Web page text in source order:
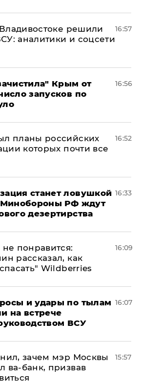
решили
аналитики и соцсети
16:57
Крым от
запусков по
16:56
планы российских
которых почти все
16:52
станет ловушкой
Минобороны РФ ждут
дезертирства
16:33
понравится:
рассказал, как
Wildberries
16:09
и удары по тылам
на встрече
ВСУ
16:07
зачем мэр Москвы
ва-банк, призвав
15:57